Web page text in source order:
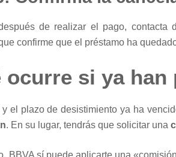
de realizar el pago, contacta
confirme que el préstamo ha
ocurre si ya han
el plazo de desistimiento ya ha
. En su lugar, tendrás que solicitar una
BBVA sí puede aplicarte una